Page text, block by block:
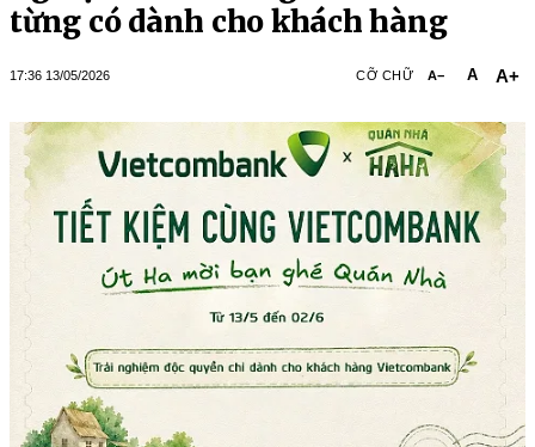
từng có dành cho khách hàng
17:36 13/05/2026 CỠ CHỮ A− A A+